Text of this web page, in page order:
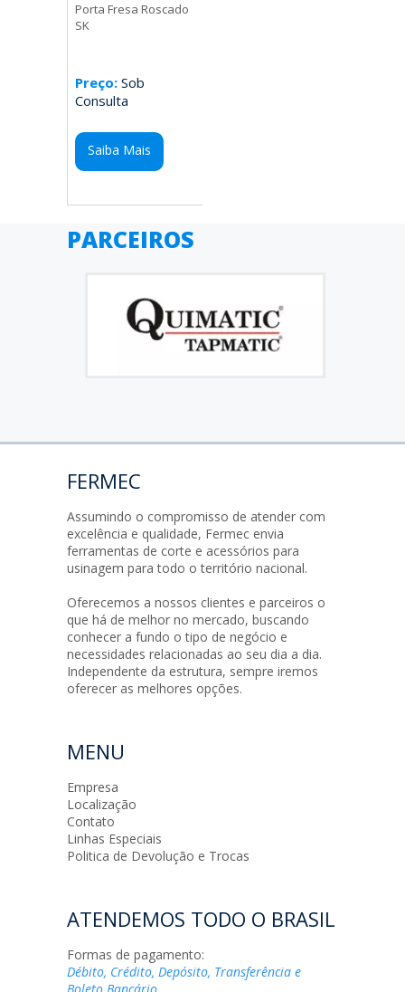
Porta Fresa Roscado
SK
Preço: Sob
Consulta
Saiba Mais
PARCEIROS
FERMEC
Assumindo o compromisso de atender com
excelência e qualidade, Fermec envia
ferramentas de corte e acessórios para
usinagem para todo o território nacional.
Oferecemos a nossos clientes e parceiros o
que há de melhor no mercado, buscando
conhecer a fundo o tipo de negócio e
necessidades relacionadas ao seu dia a dia.
Independente da estrutura, sempre iremos
oferecer as melhores opções.
MENU
Empresa
Localização
Contato
Linhas Especiais
Politica de Devolução e Trocas
ATENDEMOS TODO O BRASIL
Formas de pagamento:
Débito, Crédito, Depósito, Transferência e